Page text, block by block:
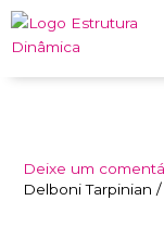
conteúdo
Deixe um
Delboni Tarpinian